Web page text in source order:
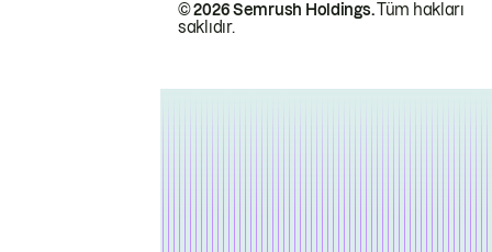
© 2026 Semrush Holdings.Tüm hakları
saklıdır.